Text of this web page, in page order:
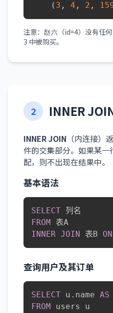
( 3 , 4 , 2 ,
注意：赵六（id=4）没有任
3 中被购买。
2 INNER
INNER JOIN （内连接）
件的交集部分。如果某
配，则不出现在结果中。
基本语法
SELECT
FROM
INNER JOIN 表B ON
查询用户及其订单
SELECT u . name AS
FROM